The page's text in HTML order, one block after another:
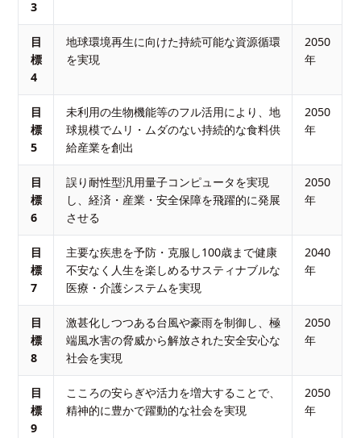
3
目
標
4
地球環境再生に向けた持続可能な資源循環
を実現
2050
年
目
標
5
未利用の生物機能等のフル活用により、地
球規模でムリ・ムダのない持続的な食料供
給産業を創出
2050
年
目
標
6
誤り耐性型汎用量子コンピュータを実現
し、経済・産業・安全保障を飛躍的に発展
させる
2050
年
目
標
7
主要な疾患を予防・克服し100歳まで健康
不安なく人生を楽しめるサスティナブルな
医療・介護システムを実現
2040
年
目
標
8
激甚化しつつある台風や豪雨を制御し、極
端風水害の脅威から解放された安全安心な
社会を実現
2050
年
目
標
9
こころの安らぎや活力を増大することで、
精神的に豊かで躍動的な社会を実現
2050
年